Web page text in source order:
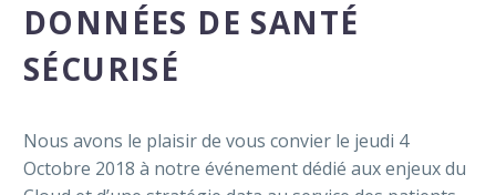
DONNÉES DE SANTÉ
SÉCURISÉ
Nous avons le plaisir de vous convier le jeudi 4
Octobre 2018 à notre événement dédié aux enjeux du